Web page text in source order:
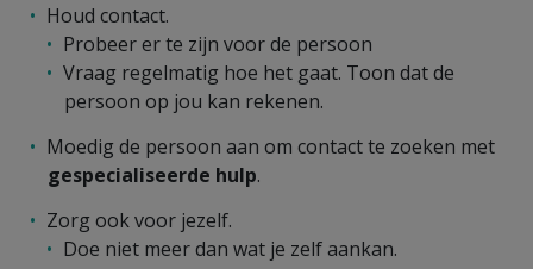
Houd contact.
Probeer er te zijn voor de persoon
Vraag regelmatig hoe het gaat. Toon dat de
persoon op jou kan rekenen.
Moedig de persoon aan om contact te zoeken met
gespecialiseerde hulp.
Zorg ook voor jezelf.
Doe niet meer dan wat je zelf aankan.